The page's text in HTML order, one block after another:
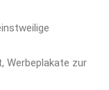
Werbeplakate zur